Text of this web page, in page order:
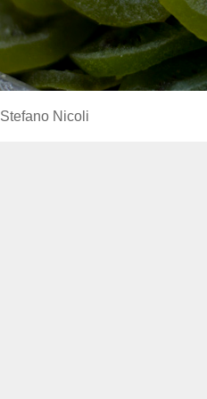
https://www.experimenta.es/
Stefano Nicoli